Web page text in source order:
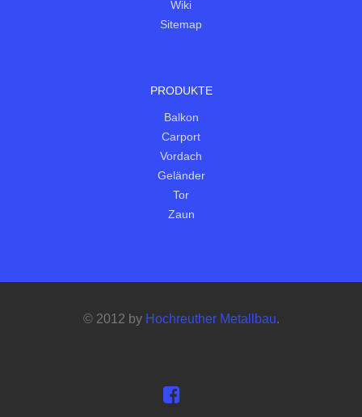
Wiki
Sitemap
PRODUKTE
Balkon
Carport
Vordach
Geländer
Tor
Zaun
© 2012 by Hochreuther Metallbau.